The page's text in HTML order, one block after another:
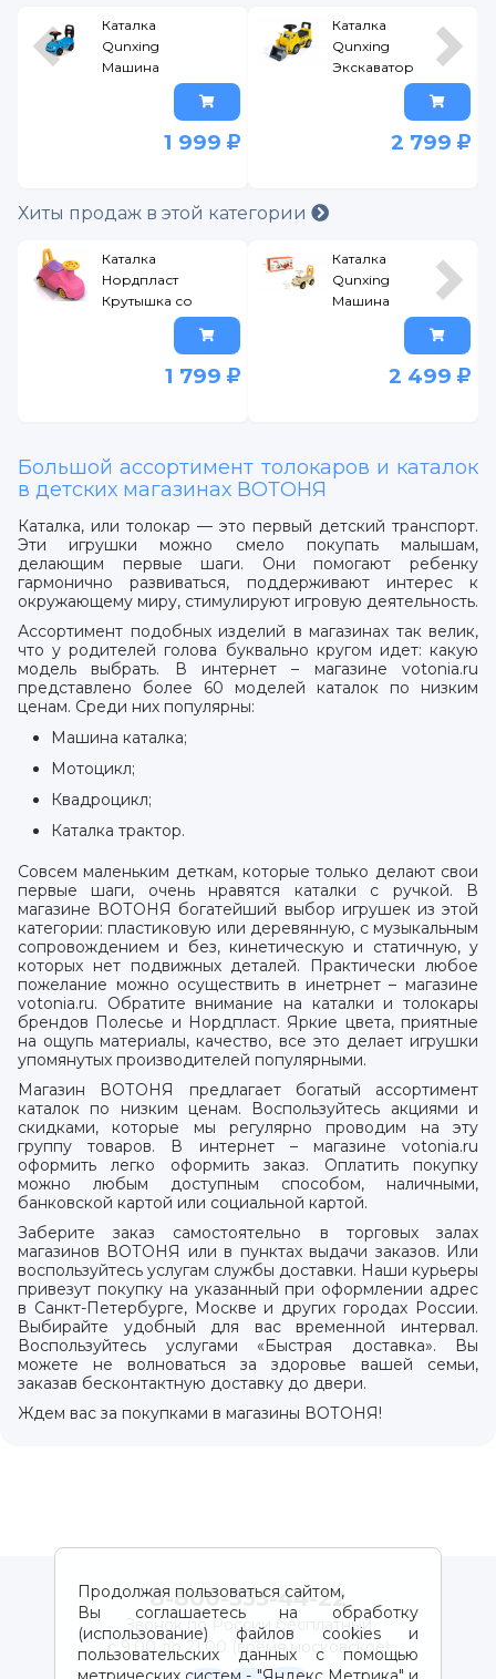
Каталка
Qunxing
Машина
1 999
Каталка
Qunxing
Экскаватор
Экскаватор)2 799
Хиты продаж в этой категории
Каталка
Нордпласт
Крутышка со
1 799
Каталка
Qunxing
Машина
2 499
Большой ассортимент толокаров и каталок
в детских магазинах ВОТОНЯ
Каталка, или толокар — это первый детский транспорт.
Эти игрушки можно смело покупать малышам,
делающим первые шаги. Они помогают ребенку
гармонично развиваться, поддерживают интерес к
окружающему миру, стимулируют игровую деятельность.
Ассортимент подобных изделий в магазинах так велик,
что у родителей голова буквально кругом идет: какую
модель выбрать. В интернет – магазине votonia.ru
представлено более 60 моделей каталок по низким
ценам. Среди них популярны:
Машина каталка;
Мотоцикл;
Квадроцикл;
Каталка трактор.
Совсем маленьким деткам, которые только делают свои
первые шаги, очень нравятся каталки с ручкой. В
магазине ВОТОНЯ богатейший выбор игрушек из этой
категории: пластиковую или деревянную, с музыкальным
сопровождением и без, кинетическую и статичную, у
которых нет подвижных деталей. Практически любое
пожелание можно осуществить в инетрнет – магазине
votonia.ru. Обратите внимание на каталки и толокары
брендов Полесье и Нордпласт. Яркие цвета, приятные
на ощупь материалы, качество, все это делает игрушки
упомянутых производителей популярными.
Магазин ВОТОНЯ предлагает богатый ассортимент
каталок по низким ценам. Воспользуйтесь акциями и
скидками, которые мы регулярно проводим на эту
группу товаров. В интернет – магазине votonia.ru
оформить легко оформить заказ. Оплатить покупку
можно любым доступным способом, наличными,
банковской картой или социальной картой.
Заберите заказ самостоятельно в торговых залах
магазинов ВОТОНЯ или в пунктах выдачи заказов. Или
воспользуйтесь услугам службы доставки. Наши курьеры
привезут покупку на указанный при оформлении адрес
в Санкт-Петербурге, Москве и других городах России.
Выбирайте удобный для вас временной интервал.
Воспользуйтесь услугами «Быстрая доставка». Вы
можете не волноваться за здоровье вашей семьи,
заказав бесконтактную доставку до двери.
Ждем вас за покупками в магазины ВОТОНЯ!
Продолжая пользоваться сайтом,
Вы соглашаетесь на обработку
(использование) файлов cookies и
пользовательских данных с помощью
8-800-333-44-22
Звонок по России бесплатный
с 9:00 до 21:00 (время московское)